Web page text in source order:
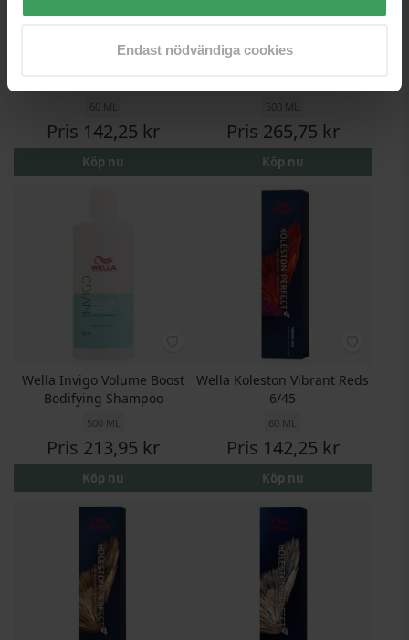
Endast nödvändiga cookies
Pris 142,25 kr
Köp nu
Wella Invigo Color Brilliance
500 ML
Pris 265,75 kr
Köp nu
Wella Invigo Volume Boost
Bodifying Shampoo
500 ML
Pris 213,95 kr
Köp nu
Wella Koleston Vibrant Reds
6/45
60 ML
Pris 142,25 kr
Köp nu